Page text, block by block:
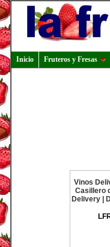
Inicio Fruteros y Fresas
Vinos
Casillero
Delivery |